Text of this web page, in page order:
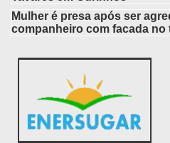
Mulher é presa após ser
companheiro com facada no